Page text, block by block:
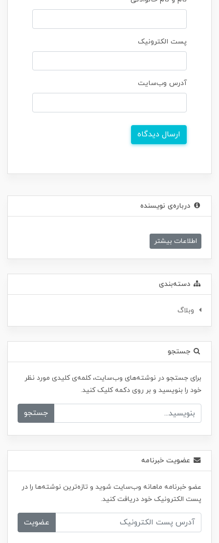
پست الکترونیک
آدرس وب‌سایت
ارسال دیدگاه
درباره‌ی نویسنده
اطلاعات بیشتر
دسته‌بندی
وبلاگ
جستجو
برای جستجو در نوشته‌های وب‌سایت، کلمه‌ی کلیدی مورد نظر
خود را بنویسید و بر روی دکمه کلیک کنید.
جستجو
عضویت خبرنامه
عضو خبرنامه ماهانه وب‌سایت شوید و تازه‌ترین نوشته‌ها را در
پست الکترونیک خود دریافت کنید.
عضویت